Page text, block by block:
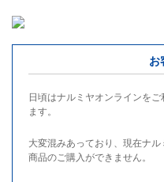
お
日頃はナルミヤオンラインを
ます。
大変混みあっており、現在ナ
商品のご購入ができません。